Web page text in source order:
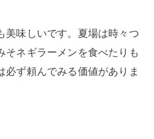
美味しいです。夏場は時々つ
そネギラーメンを食べたりも
必ず頼んでみる価値がありま